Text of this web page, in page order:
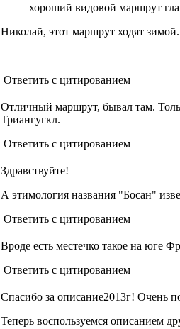
хороший видовой маршрут
Николай, этот маршрут ходят
Ответить с цитированием
Отличный маршрут, бывал там.
Триангугкл.
Ответить с цитированием
Здравствуйте!
А этимология названия "Босан"
Ответить с цитированием
Вроде есть местечко такое на юге
Ответить с цитированием
Спасибо за описание2013г! Очень
Теперь воспользуемся описанием